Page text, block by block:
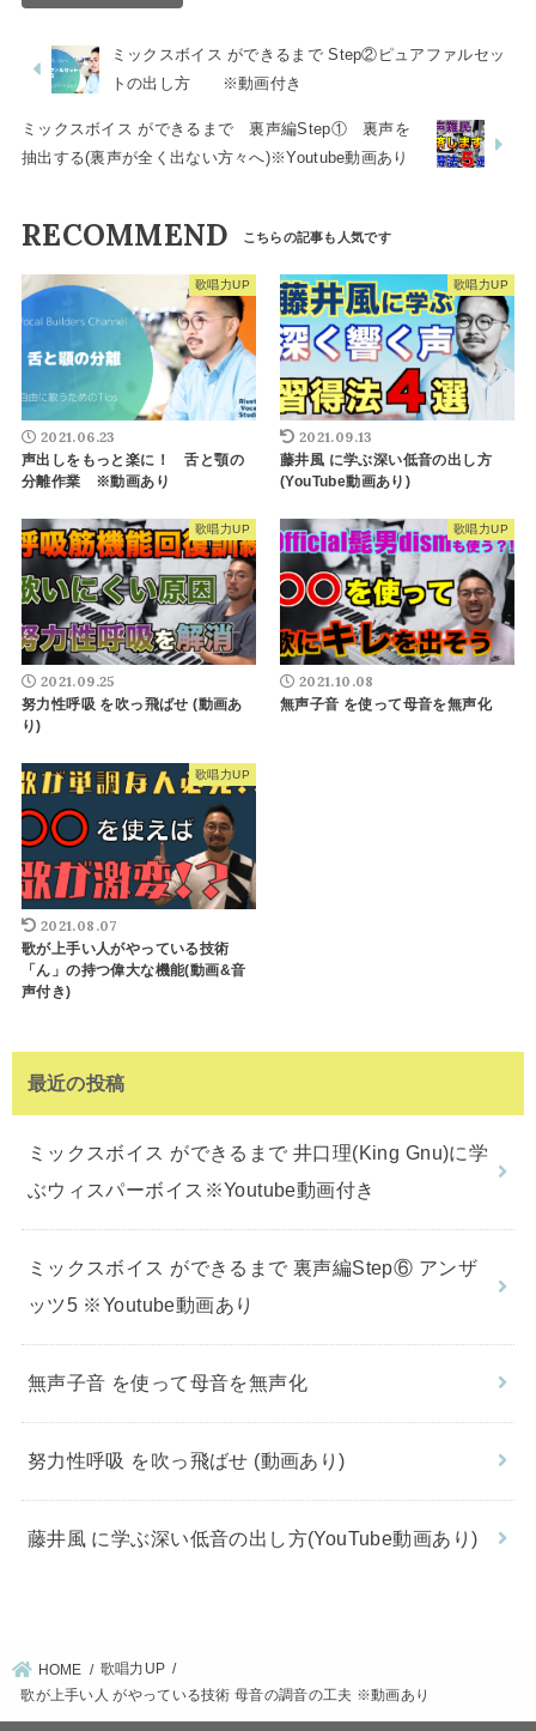
ミックスボイス ができるまで Step②ピュアファルセッ
トの出し方 ※動画付き
ミックスボイス ができるまで 裏声編Step① 裏声を
抽出する(裏声が全く出ない方々へ)※Youtube動画あり
RECOMMEND
歌唱力UP
2021.06.23
声出しをもっと楽に！ 舌と顎の
分離作業 ※動画あり
歌唱力UP
2021.09.13
藤井風 に学ぶ深い低音の出し方
(YouTube動画あり)
歌唱力UP
2021.09.25
努力性呼吸 を吹っ飛ばせ (動画あ
り)
歌唱力UP
2021.10.08
無声子音 を使って母音を無声化
歌唱力UP
2021.08.07
歌が上手い人がやっている技術
「ん」の持つ偉大な機能(動画&音
声付き)
最近の投稿
ミックスボイス ができるまで 井口理(King Gnu)に学
ぶウィスパーボイス※Youtube動画付き
ミックスボイス ができるまで 裏声編Step⑥ アンザ
ッツ5 ※Youtube動画あり
無声子音 を使って母音を無声化
努力性呼吸 を吹っ飛ばせ (動画あり)
藤井風 に学ぶ深い低音の出し方(YouTube動画あり)
HOME
歌唱力UP
歌が上手い人 がやっている技術 母音の調音の工夫 ※動画あり